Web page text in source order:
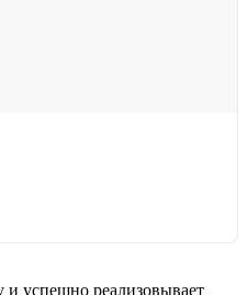
и успешно реализовывает